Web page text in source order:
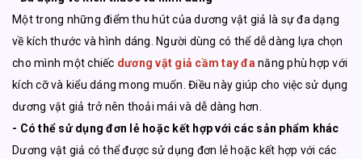
Một trong những điểm thu hút của dương vật giả là sự đa dạng
về kích thước và hình dáng. Người dùng có thể dễ dàng lựa chọn
cho mình một chiếc dương vật giả cầm tay đa năng phù hợp với
kích cỡ và kiểu dáng mong muốn. Điều này giúp cho việc sử dụng
dương vật giả trở nên thoải mái và dễ dàng hơn.
- Có thể sử dụng đơn lẻ hoặc kết hợp với các sản phẩm khác
Dương vật giả có thể được sử dụng đơn lẻ hoặc kết hợp với các